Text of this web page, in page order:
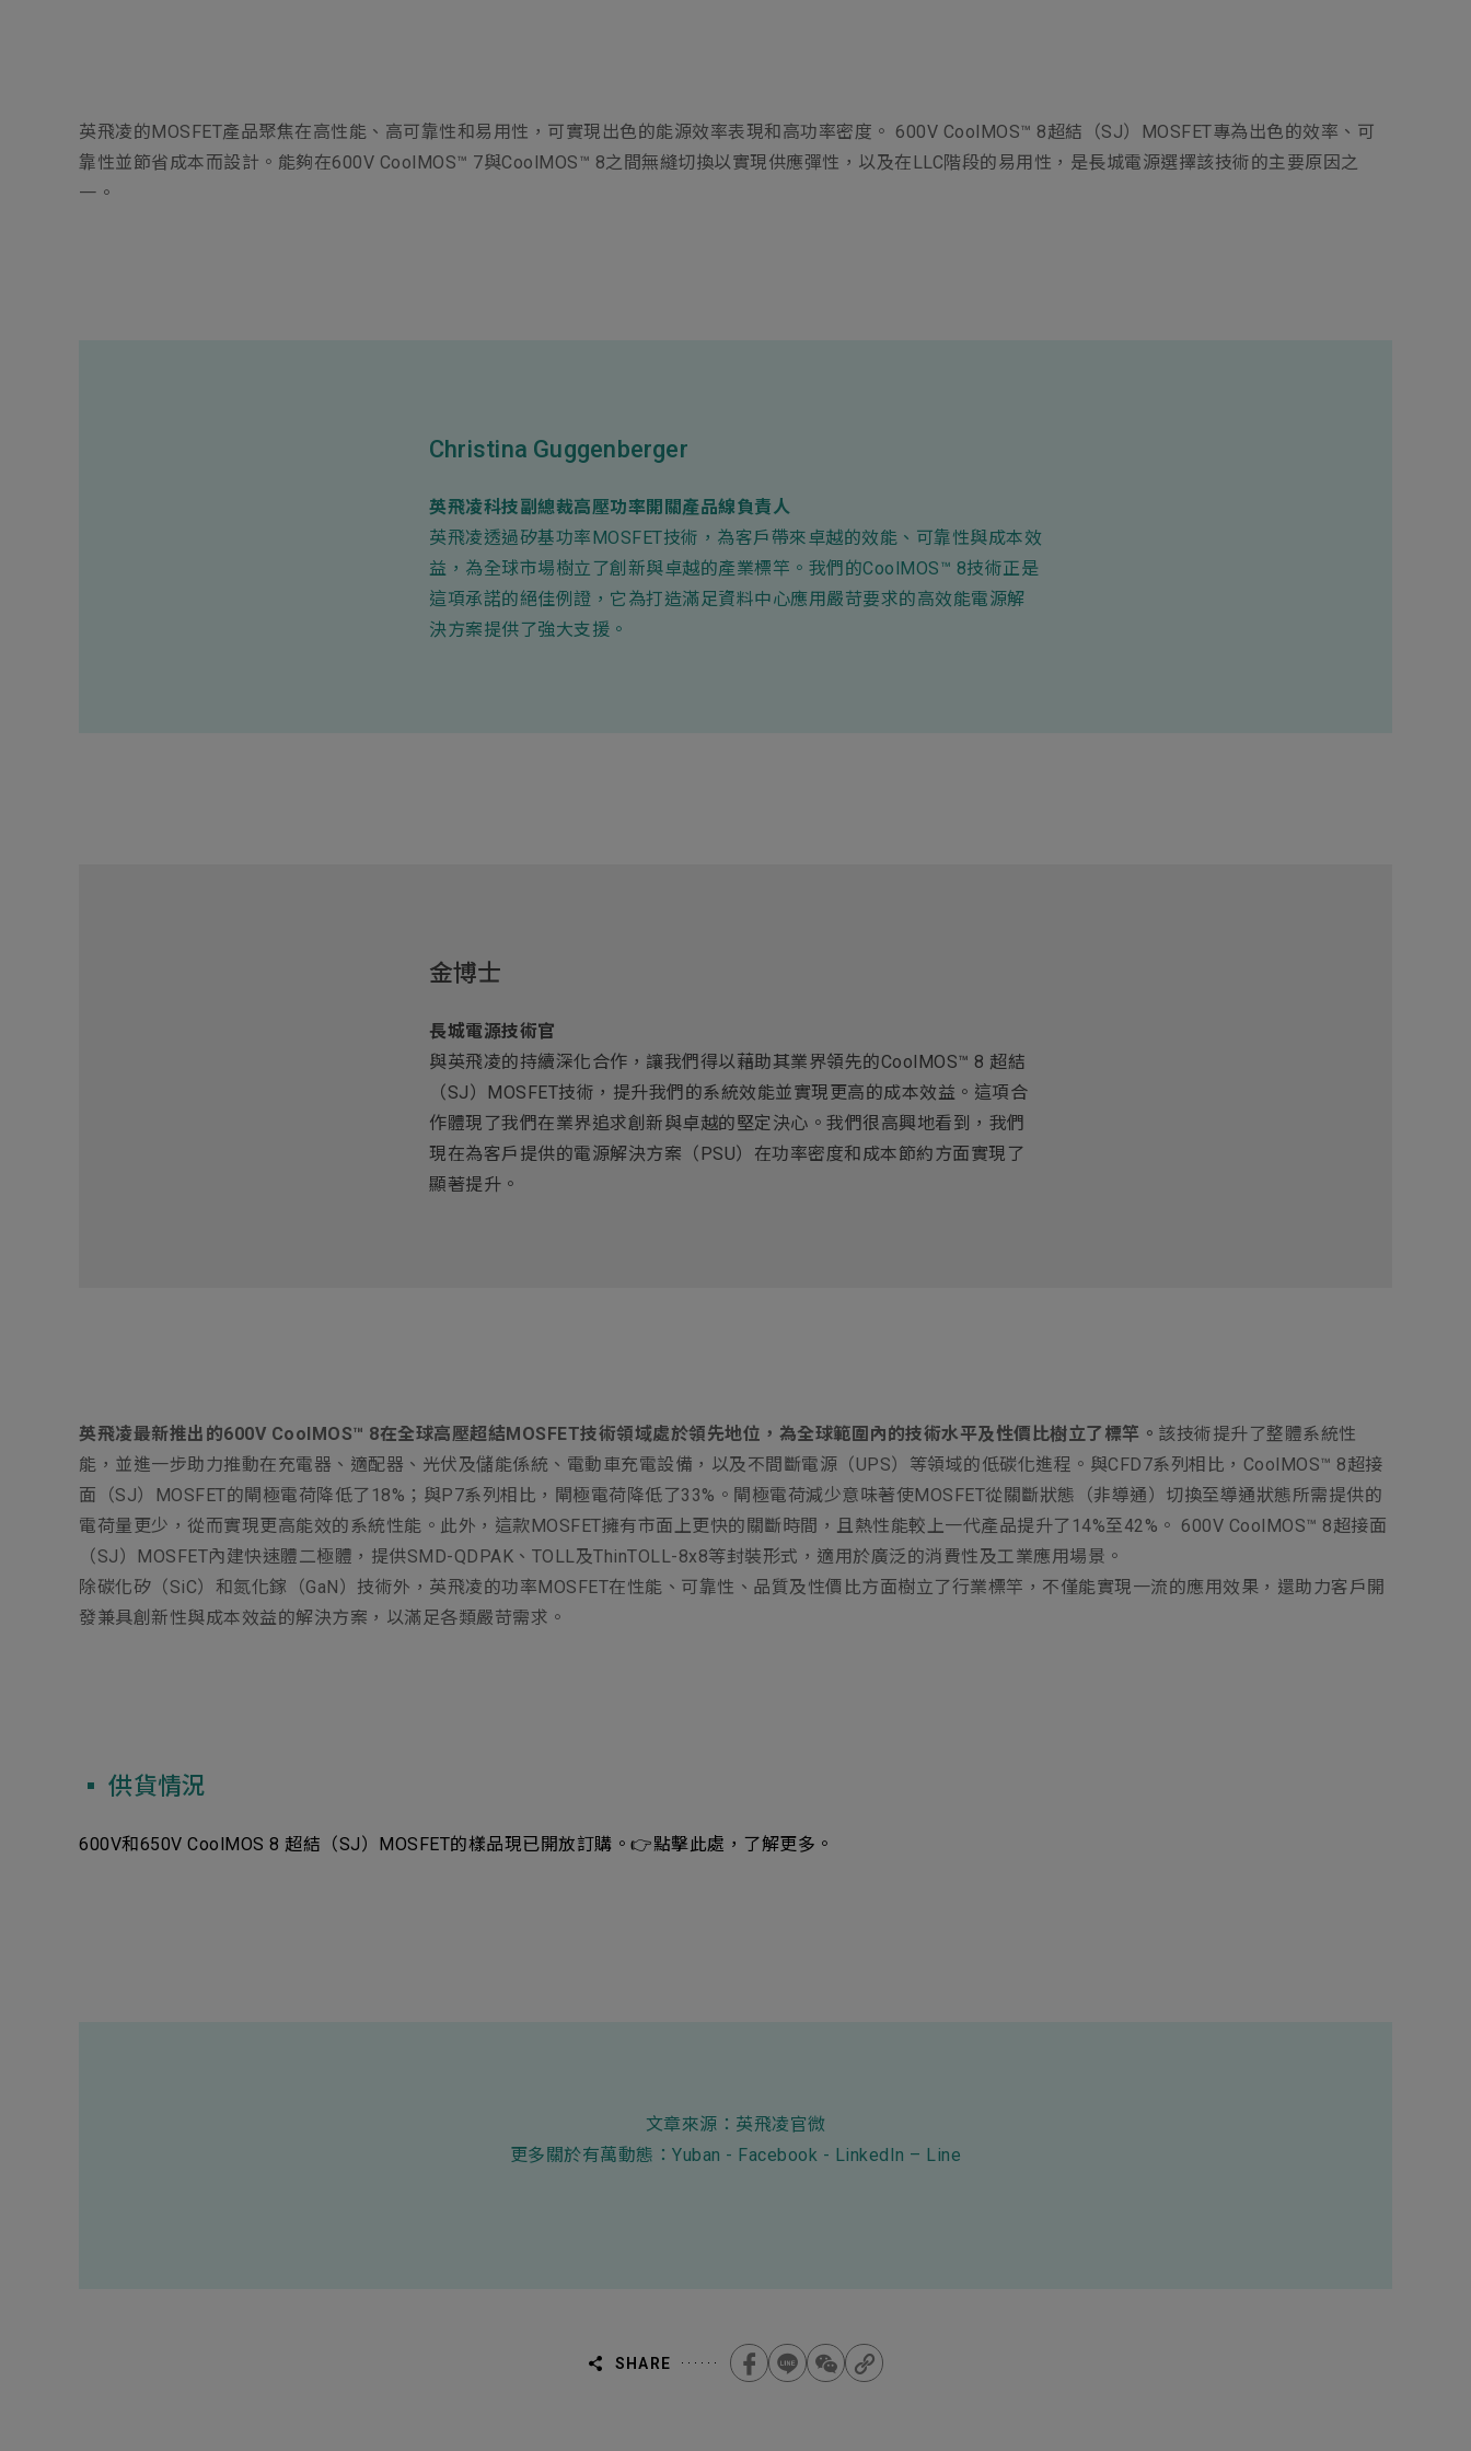
英飛凌的MOSFET產品聚焦在高性能、高可靠性和易用性，可實現出色的能源效率表現和高功率密度。 600V CoolMOS™ 8超結（SJ）MOSFET專為出色的效率、可
靠性並節省成本而設計。能夠在600V CoolMOS™ 7與CoolMOS™ 8之間無縫切換以實現供應彈性，以及在LLC階段的易用性，是長城電源選擇該技術的主要原因之
一。
Christina Guggenberger
英飛凌科技副總裁高壓功率開關產品線負責人
英飛凌透過矽基功率MOSFET技術，為客戶帶來卓越的效能、可靠性與成本效
益，為全球市場樹立了創新與卓越的產業標竿。我們的CoolMOS™ 8技術正是
這項承諾的絕佳例證，它為打造滿足資料中心應用嚴苛要求的高效能電源解
決方案提供了強大支援。
金博士
長城電源技術官
與英飛凌的持續深化合作，讓我們得以藉助其業界領先的CoolMOS™ 8 超結
（SJ）MOSFET技術，提升我們的系統效能並實現更高的成本效益。這項合
作體現了我們在業界追求創新與卓越的堅定決心。我們很高興地看到，我們
現在為客戶提供的電源解決方案（PSU）在功率密度和成本節約方面實現了
顯著提升。
英飛凌最新推出的600V CoolMOS™ 8在全球高壓超結MOSFET技術領域處於領先地位，為全球範圍內的技術水平及性價比樹立了標竿。 該技術提升了整體系統性
能，並進一步助力推動在充電器、適配器、光伏及儲能係統、電動車充電設備，以及不間斷電源（UPS）等領域的低碳化進程。與CFD7系列相比，CoolMOS™ 8超接
面（SJ）MOSFET的閘極電荷降低了18%；與P7系列相比，閘極電荷降低了33%。閘極電荷減少意味著使MOSFET從關斷狀態（非導通）切換至導通狀態所需提供的
電荷量更少，從而實現更高能效的系統性能。此外，這款MOSFET擁有市面上更快的關斷時間，且熱性能較上一代產品提升了14%至42%。 600V CoolMOS™ 8超接面
（SJ）MOSFET內建快速體二極體，提供SMD-QDPAK、TOLL及ThinTOLL-8x8等封裝形式，適用於廣泛的消費性及工業應用場景。
除碳化矽（SiC）和氮化鎵（GaN）技術外，英飛凌的功率MOSFET在性能、可靠性、品質及性價比方面樹立了行業標竿，不僅能實現一流的應用效果，還助力客戶開
發兼具創新性與成本效益的解決方案，以滿足各類嚴苛需求。
▪︎ 供貨情況
600V和650V CoolMOS 8 超結（SJ）MOSFET的樣品現已開放訂購。👉點擊此處 ，了解更多。
文章來源： 英飛凌官微
更多關於有萬動態：Yuban - Facebook - LinkedIn – Line
SHARE